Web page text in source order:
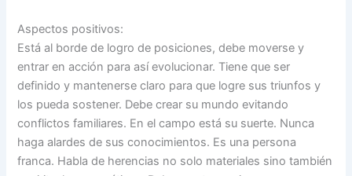
Aspectos positivos:
Está al borde de logro de posiciones, debe moverse y
entrar en acción para así evolucionar. Tiene que ser
definido y mantenerse claro para que logre sus triunfos y
los pueda sostener. Debe crear su mundo evitando
conflictos familiares. En el campo está su suerte. Nunca
haga alardes de sus conocimientos. Es una persona
franca. Habla de herencias no solo materiales sino también